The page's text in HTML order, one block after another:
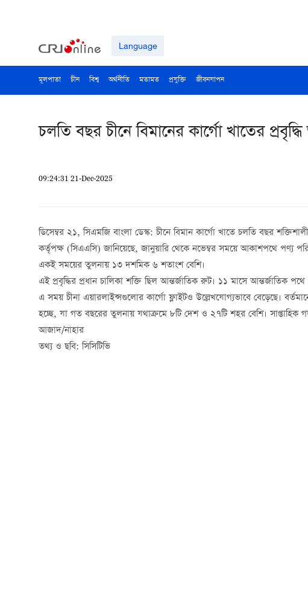
Language
মূলপাতা চীন বিশ্ব অর্থনীতি মতামত প্রযুক্তি জীবনযাপন
চলতি বছর চীনে বিমানের কার্গো খাতের
09:24:31 21-Dec-2025
ডিসেম্বর ২১, সিএমজি বাংলা ডেস্ক: চীনে বিমান কার্গো খাতে চলতি বছর
কর্তৃপক্ষ (সিএএসি) জানিয়েছে, জানুয়ারি থেকে নভেম্বর সময়ে আকাশপথে পণ্য
একই সময়ের তুলনায় ১৩ দশমিক ৬ শতাংশ বেশি।
এই প্রবৃদ্ধির প্রধান চালিকা শক্তি ছিল আন্তর্জাতিক রুট। ১১ মাসে আন্তর্জাতিক
এ সময় চীনা এয়ারলাইন্সগুলোর কার্গো ফ্লাইটও উল্লেখযোগ্যভাবে বেড়েছে।
হচ্ছে, যা গত বছরের তুলনায় যথাক্রমে ৮টি দেশ ও ২৭টি শহর বেশি। সাপ্তাহিক
আজাদ/নাহার
তথ্য ও ছবি: সিসিটিভি